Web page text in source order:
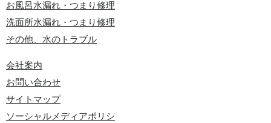
お風呂水漏れ・つまり修理
洗面所水漏れ・つまり修理
その他、水のトラブル
会社案内
お問い合わせ
サイトマップ
ソーシャルメディアポリシ